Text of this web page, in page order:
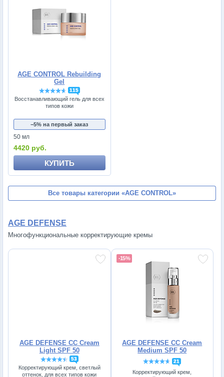
AGE CONTROL Rebuilding
Gel
115
Восстанавливающий гель для всех
типов кожи
−5% на первый заказ
50 мл
4420 руб.
КУПИТЬ
Все товары категории «AGE CONTROL»
AGE DEFENSE
Многофункциональные корректирующие кремы
AGE DEFENSE CC Cream
Light SPF 50
53
Корректирующий крем, светлый
оттенок, для всех типов кожи
AGE DEFENSE CC Cream
Medium SPF 50
21
Корректирующий крем,
-15%